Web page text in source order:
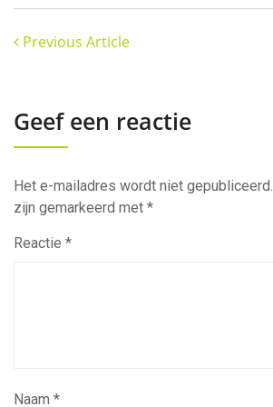
Previous Article
Geef een reactie
Het e-mailadres wordt niet gepubliceerd.
zijn gemarkeerd met *
Reactie *
Naam *